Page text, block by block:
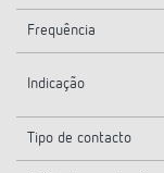
Frequência
Indicação
Tipo de contacto